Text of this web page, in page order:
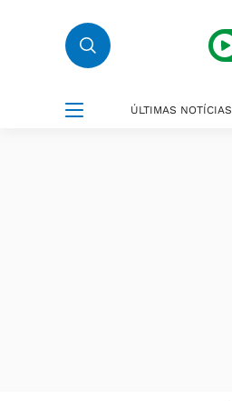
ÚLTIMAS NOTÍCIAS